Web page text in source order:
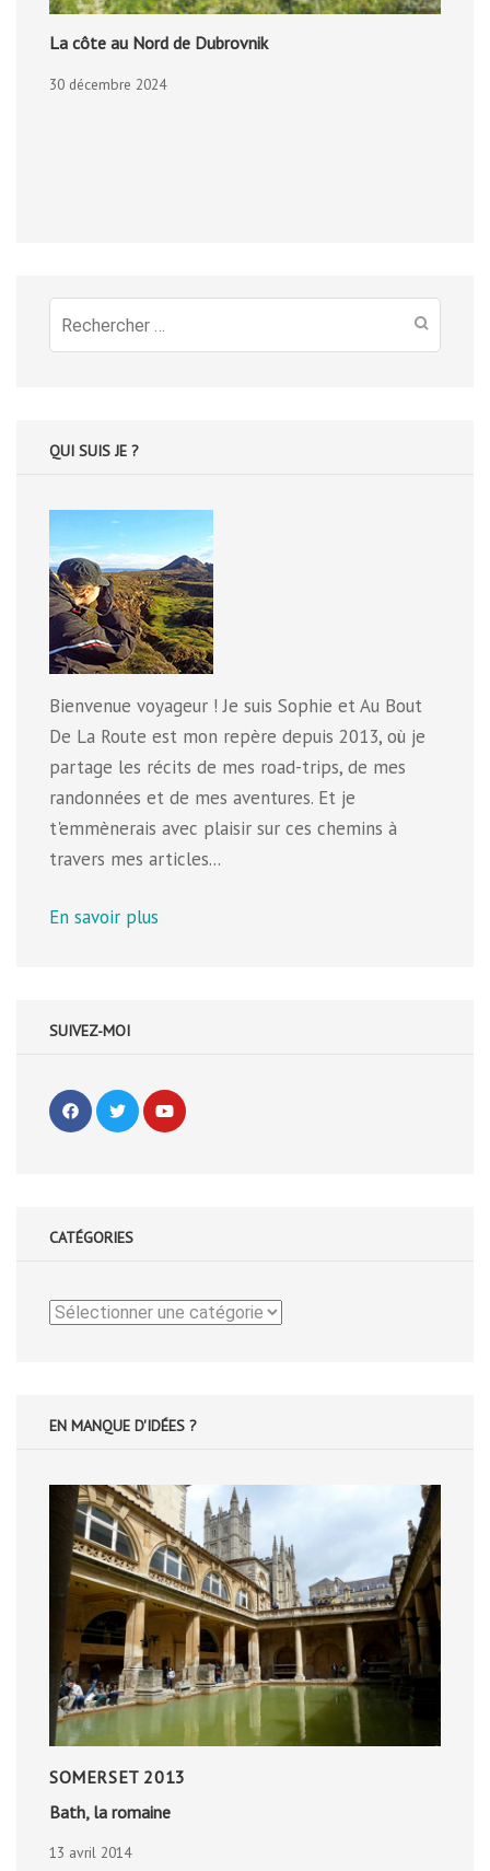
La côte au Nord de Dubrovnik
30 décembre 2024
Recherche
pour
QUI SUIS JE ?
Bienvenue voyageur ! Je suis Sophie et Au Bout
De La Route est mon repère depuis 2013, où je
partage les récits de mes road-trips, de mes
randonnées et de mes aventures. Et je
t'emmènerais avec plaisir sur ces chemins à
travers mes articles...
En savoir plus
SUIVEZ-MOI
CATÉGORIES
Catégories
EN MANQUE D'IDÉES ?
SOMERSET 2013
Bath, la romaine
13 avril 2014